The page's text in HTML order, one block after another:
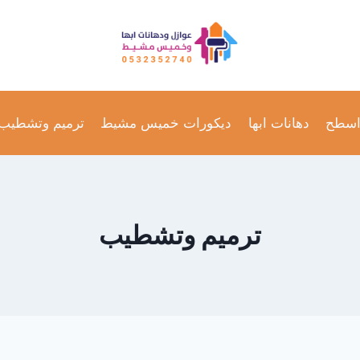
دهانات ابها ديكورات خميس مشيط ترميم
ترميم وتشطيب